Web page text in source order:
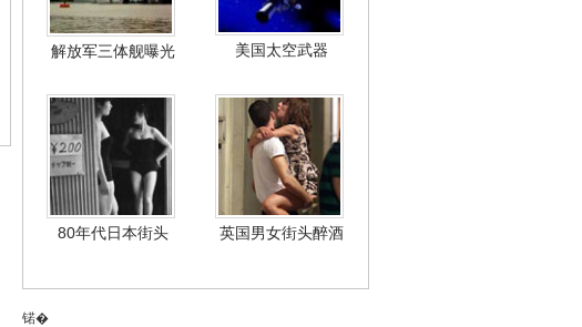
解放军三体舰曝光 美国太空武器
80年代日本街头 英国男女街头醉酒
锘�